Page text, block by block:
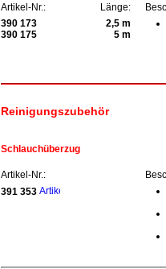
Artikel-Nr.:
390 173
390 175
Länge:
2,5 m
5 m
Reinigungszubehör
Schlauchüberzug
Artikel-Nr.:
391 353